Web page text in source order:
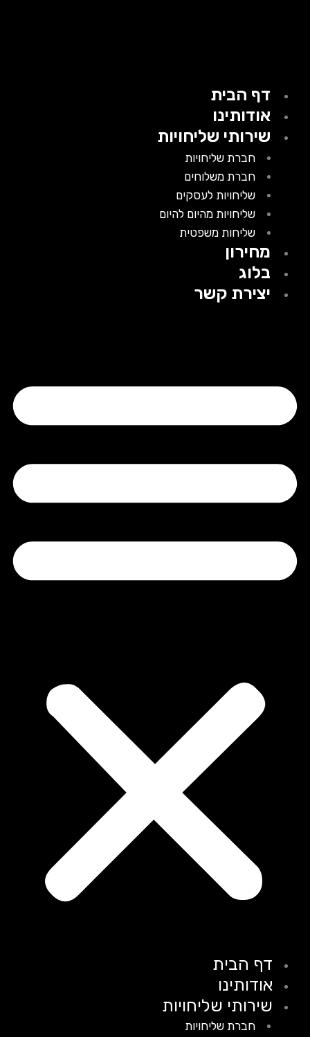
דף הבית
אודותינו
שירותי שליחויות
חברת שליחויות
חברת משלוחים
שליחויות לעסקים
שליחויות מהיום להיום
שליחות משפטית
מחירון
בלוג
יצירת קשר
דף הבית
אודותינו
שירותי שליחויות
חברת שליחויות